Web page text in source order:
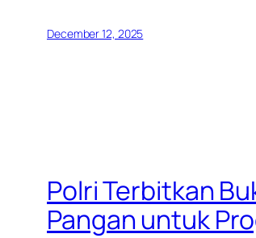
December 12, 2025
Polri Terbitkan
Pangan untuk